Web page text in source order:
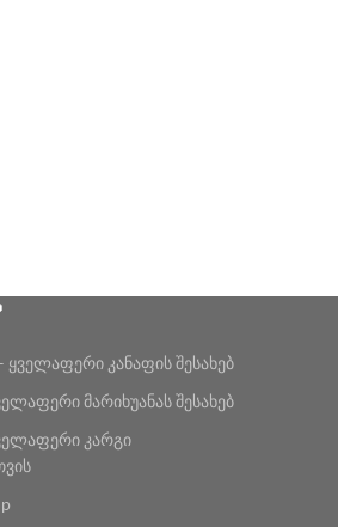
ყველაფერი კანაფის შესახებ
მარიხუანას შესახებ
კარგი